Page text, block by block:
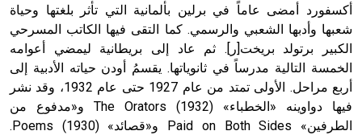
أكسفورد أمضى عاماً في برلين بألمانية التي تأثر بلغتها وحياة
شعبها وأدبها الشعبي والرسمي. كما التقى فيها الكاتب المسرحي
الكبير برتولد بريخت[ر]. ثم عاد إلى بريطانية ليمضي أعوامه
الخمسة التالية مدرساً في ثانوياتها. يقسمُ أودن حياته الأدبية إلى
أربع مراحل. الأولى تمتد من عام 1927 حتى عام 1932، وقد نشر
فيها دواوينه «الخطباء» (1932) The Orators و«مدفوع من
الطرفين» Paid on Both Sides و«قصائد» (1930) Poems.